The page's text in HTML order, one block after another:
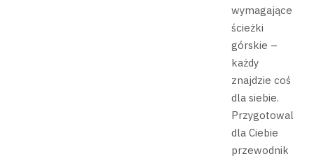
wymagające
ścieżki
górskie –
każdy
znajdzie coś
dla siebie.
dla Ciebie
przewodnik